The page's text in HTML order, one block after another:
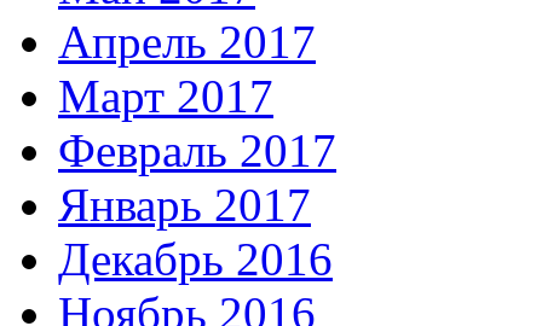
Апрель 2017
Март 2017
Февраль 2017
Январь 2017
Декабрь 2016
Ноябрь 2016